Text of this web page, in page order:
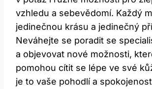
vzhledu ‌a sebevědomí. Každý
jedinečnou krásu a jedinečný⁣
Neváhejte se poradit se
a objevovat ⁢nové možnosti,
pomohou cítit se‍ lépe ve své
je to vaše pohodlí a